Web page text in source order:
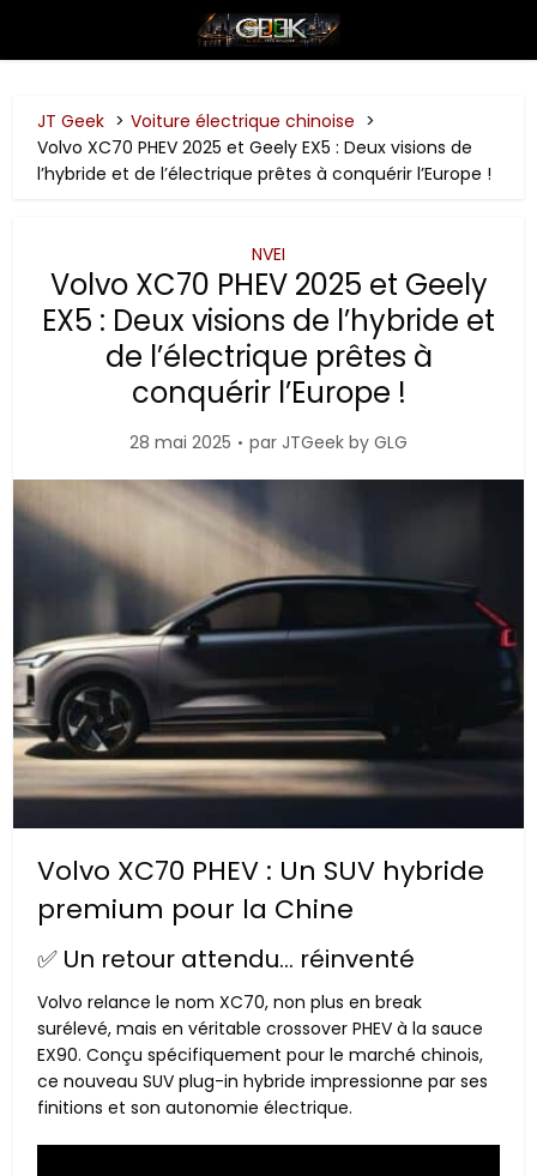
JT Geek
Voiture électrique chinoise
Volvo XC70 PHEV 2025 et Geely EX5 : Deux visions de
l’hybride et de l’électrique prêtes à conquérir l’Europe !
NVEI
Volvo XC70 PHEV 2025 et Geely
EX5 : Deux visions de l’hybride et
de l’électrique prêtes à
conquérir l’Europe !
28 mai 2025 par JTGeek by GLG
Volvo XC70 PHEV : Un SUV hybride
premium pour la Chine
✅ Un retour attendu… réinventé
Volvo relance le nom XC70, non plus en break
surélevé, mais en véritable crossover PHEV à la sauce
EX90. Conçu spécifiquement pour le marché chinois,
ce nouveau SUV plug-in hybride impressionne par ses
finitions et son autonomie électrique.